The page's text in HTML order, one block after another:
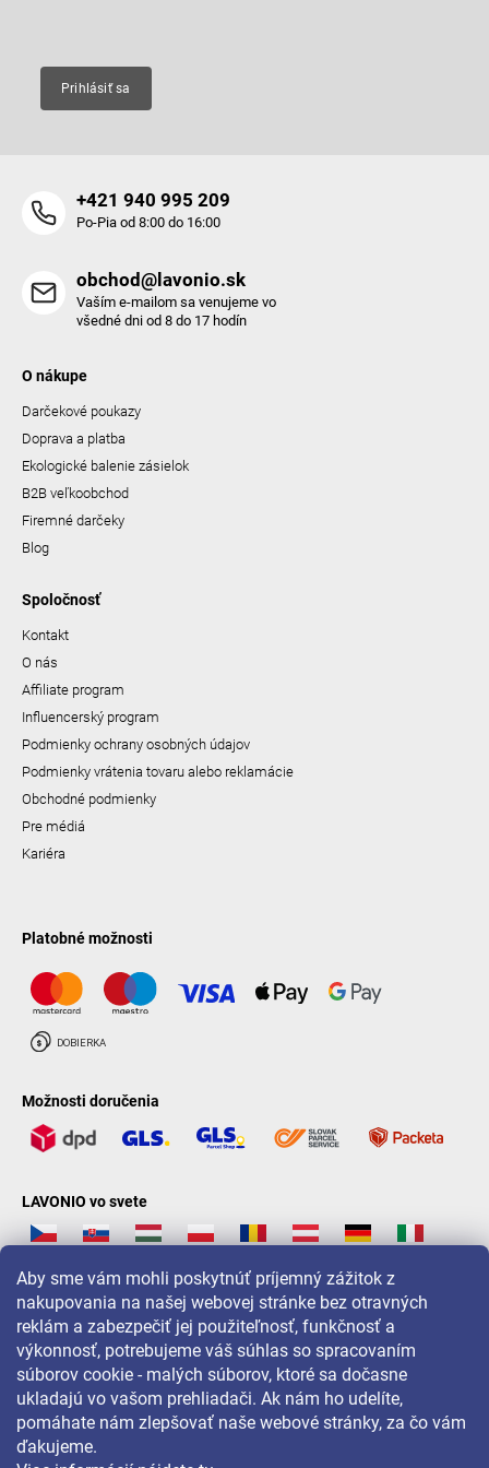
Aby sme vám mohli poskytnúť príjemný zážitok z
nakupovania na našej webovej stránke bez otravných
reklám a zabezpečiť jej použiteľnosť, funkčnosť a
výkonnosť, potrebujeme váš súhlas so spracovaním
súborov cookie - malých súborov, ktoré sa dočasne
ukladajú vo vašom prehliadači. Ak nám ho udelíte,
pomáhate nám zlepšovať naše webové stránky, za čo vám
ďakujeme.
Prihlásiť sa
+421 940 995 209
Po-Pia od 8:00 do 16:00
obchod@lavonio.sk
Vaším e-mailom sa venujeme vo
všedné dni od 8 do 17 hodín
O nákupe
Darčekové poukazy
Doprava a platba
Ekologické balenie zásielok
B2B veľkoobchod
Firemné darčeky
Blog
Spoločnosť
Kontakt
O nás
Affiliate program
Influencerský program
Podmienky ochrany osobných údajov
Podmienky vrátenia tovaru alebo reklamácie
Obchodné podmienky
Pre médiá
Kariéra
Platobné možnosti
Možnosti doručenia
LAVONIO vo svete
Pre akcie, súťaže a zľavy nás sledujte na: